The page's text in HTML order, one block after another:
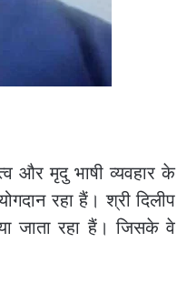
और मृदु भाषी व्यवहार के
रहा हैं। श्री दिलीप
जाता रहा हैं। जिसके वे